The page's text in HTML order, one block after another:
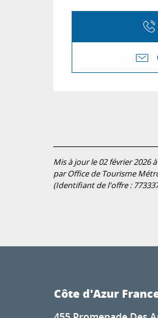
Mis à jour le 02 février 2026
par Office de Tourisme
(Identifiant de l'offre :
Côte d'Azur